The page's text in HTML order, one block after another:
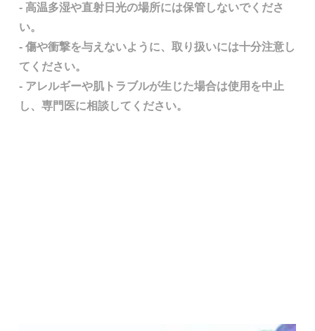
- 高温多湿や直射日光の場所には保管しないでくださ
い。
- 傷や衝撃を与えないように、取り扱いには十分注意し
てください。
- アレルギーや肌トラブルが生じた場合は使用を中止
し、専門医に相談してください。